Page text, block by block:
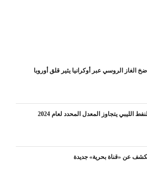
الغاز الروسي عبر أوكرانيا يثير قلق أوروبا
الليبي يتجاوز المعدل المحدد لعام 2024
عن «قناة بحرية» جديدة